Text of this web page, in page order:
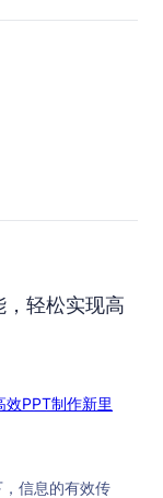
轻松实现高
PPT制作新里
信息的有效传